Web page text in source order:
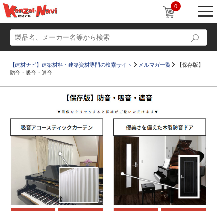
0
かたなび コラム
すまいリング 設計士インタビュー
販売・施工代理店募集
お気に入り
【建材ナビ】建築材料・建築資材専門の検索サイト メルマガ一覧
【保存版】
防音・吸音・遮音